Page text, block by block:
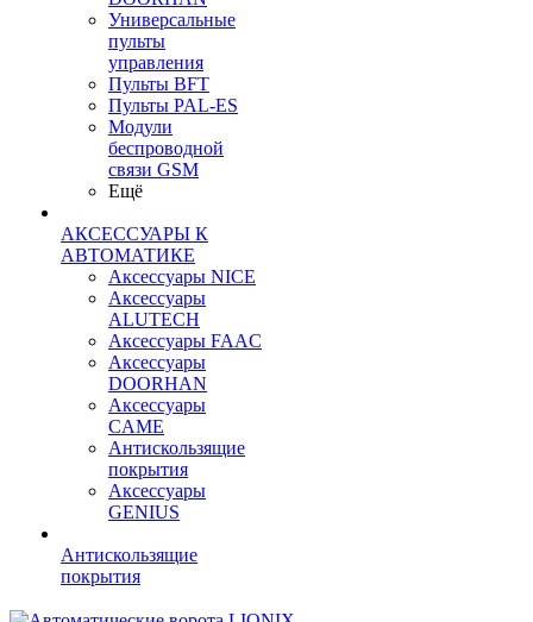
Универсальные
пульты
управления
Пульты BFT
Пульты PAL-ES
Модули
беспроводной
связи GSM
Ещё
АКСЕССУАРЫ К
АВТОМАТИКЕ
Аксессуары NICE
Аксессуары
ALUTECH
Аксессуары FAAC
Аксессуары
DOORHAN
Аксессуары
CAME
Антискользящие
покрытия
Аксессуары
GENIUS
Антискользящие
покрытия